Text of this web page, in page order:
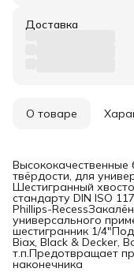
Доставка
О товаре
Высококачественные
твёрдости, для
Шестигранный
стандарту DIN ISO
Phillips-
универсального
шестигранник 1/
Biax, Black & Decker,
т.п.Предотвращает
наконечника